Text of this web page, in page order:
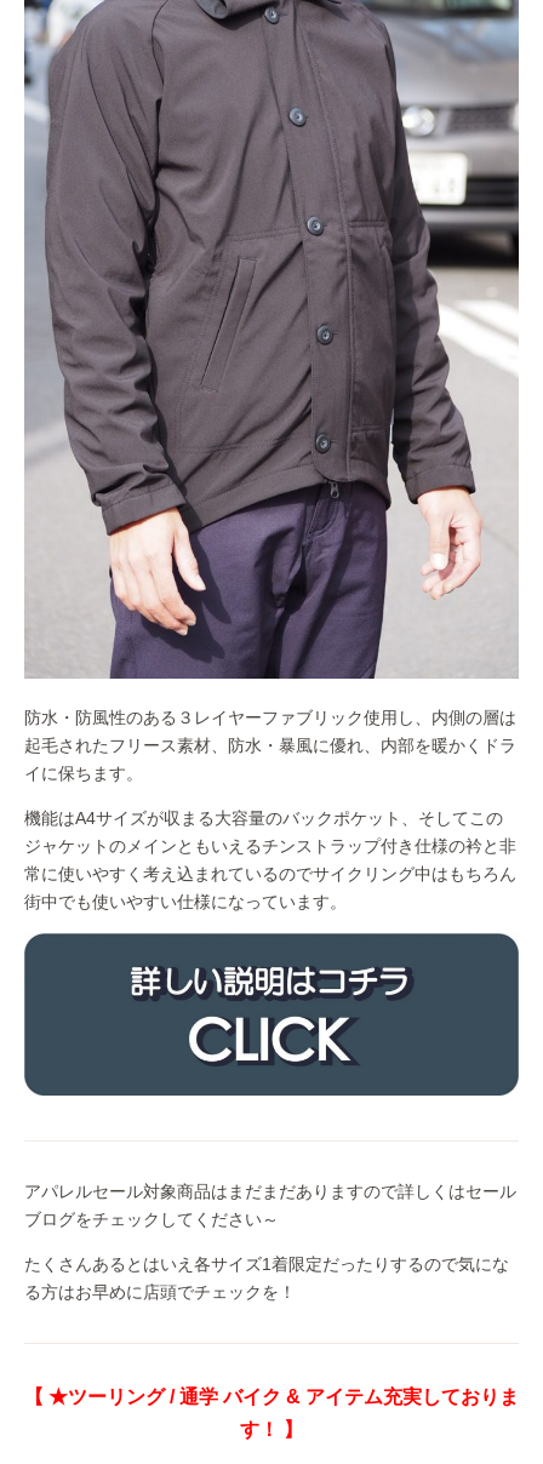
防水・防風性のある３レイヤーファブリック使用し、内側の層は
起毛されたフリース素材、防水・暴風に優れ、内部を暖かくドラ
イに保ちます。
機能はA4サイズが収まる大容量のバックポケット、そしてこの
ジャケットのメインともいえるチンストラップ付き仕様の衿と非
常に使いやすく考え込まれているのでサイクリング中はもちろん
街中でも使いやすい仕様になっています。
アパレルセール対象商品はまだまだありますので詳しくはセール
ブログをチェックしてください～
たくさんあるとはいえ各サイズ1着限定だったりするので気にな
る方はお早めに店頭でチェックを！
【 ★ツーリング / 通学 バイク & アイテム充実しておりま
す！ 】